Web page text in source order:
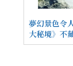
夢幻景色令
大秘境》不